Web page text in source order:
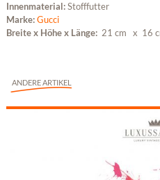
Innenmaterial:Stofffutter
Marke:Gucci
Breite x Höhe x Länge: 21 cm x 16
ANDERE ARTIKEL